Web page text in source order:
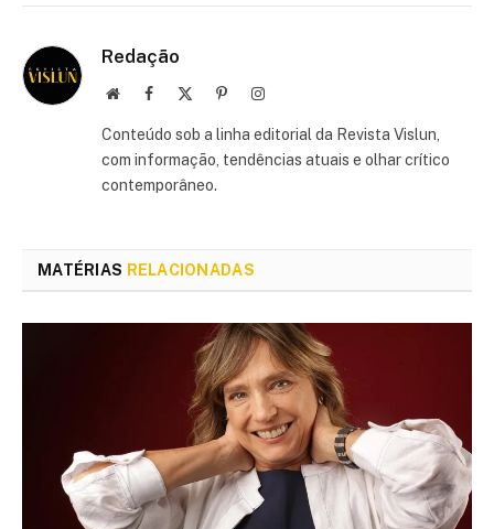
Redação
Site Facebook PinterestInstagram
Conteúdo sob a linha editorial da Revista Vislun,
com informação, tendências atuais e olhar crítico
contemporâneo.
MATÉRIAS RELACIONADAS